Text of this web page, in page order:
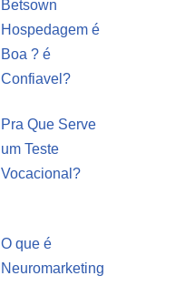
Betsown
Hospedagem é
Boa ? é
Confiavel?
Pra Que Serve
um Teste
Vocacional?
O que é
Neuromarketing